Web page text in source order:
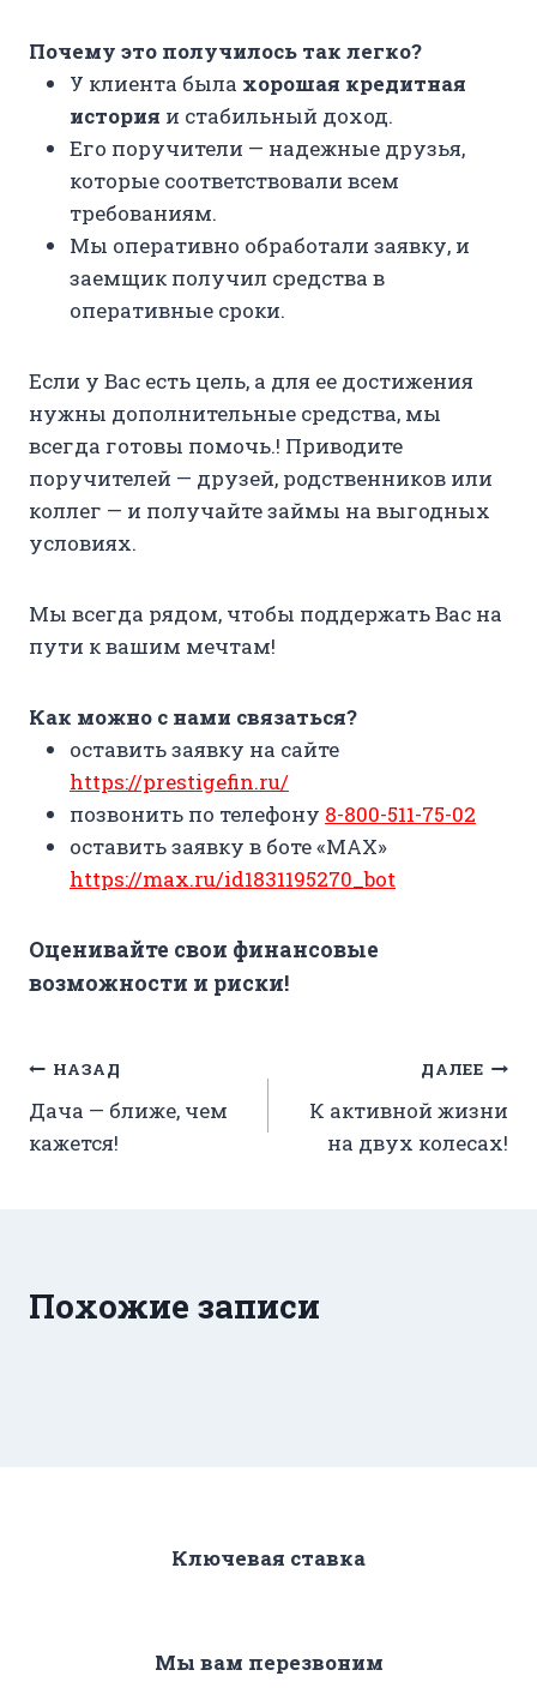
Почему это получилось так легко?
У клиента была хорошая кредитная
история и стабильный доход.
Его поручители — надежные друзья,
которые соответствовали всем
требованиям.
Мы оперативно обработали заявку, и
заемщик получил средства в
оперативные сроки.
Если у Вас есть цель, а для ее достижения
нужны дополнительные средства, мы
всегда готовы помочь.! Приводите
поручителей — друзей, родственников или
коллег — и получайте займы на выгодных
условиях.
Мы всегда рядом, чтобы поддержать Вас на
пути к вашим мечтам!
Как можно с нами связаться?
оставить заявку на сайте
https://prestigefin.ru/
позвонить по телефону 8-800-511-75-02
оставить заявку в боте «MAX»
https://max.ru/id1831195270_bot
Оценивайте свои финансовые
возможности и риски!
Навигация
по
НАЗАД
Дача — ближе, чем
кажется!
ДАЛЕЕ
К активной жизни
на двух колесах!
Похожие записи
Ключевая ставка
Мы вам перезвоним